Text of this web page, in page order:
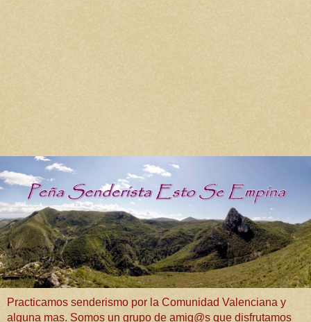
Practicamos senderismo por la Comunidad Valenciana y
alguna mas. Somos un grupo de amig@s que disfrutamos